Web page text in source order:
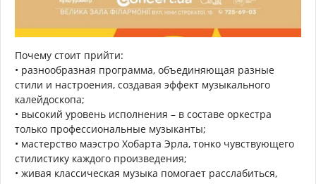
Почему стоит прийти:
• разнообразная программа, объединяющая разные
стили и настроения, создавая эффект музыкального
калейдоскопа;
• высокий уровень исполнения – в составе оркестра
только профессиональные музыканты;
• мастерство маэстро Хобарта Эрла, тонко чувствующего
стилистику каждого произведения;
• живая классическая музыка помогает расслабиться,